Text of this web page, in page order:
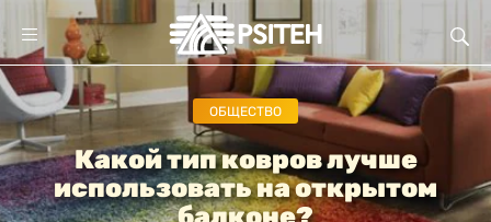
ОБЩЕСТВО
Какой тип ковров лучше
использовать на открытом